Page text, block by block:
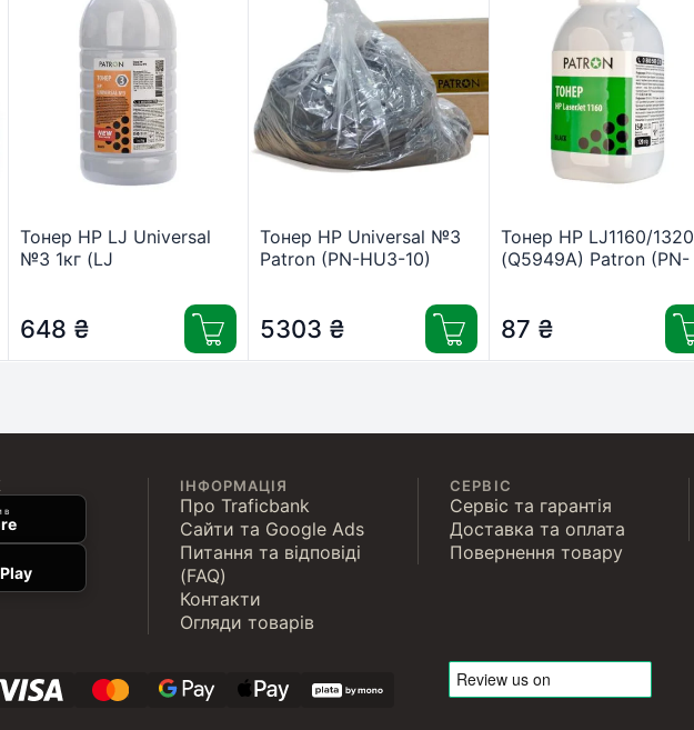
Тонер HP LJ Universal
№3 1кг (LJ
648 ₴
Тонер HP Universal №3
Patron (PN-HU3-10)
5303 ₴
Тонер HP LJ1160/1320
(Q5949A) Patron (PN-
87 ₴
в
ІНФОРМАЦІЯ
Про Traficbank
Сайти та Google Ads
Питання та відповіді
(FAQ)
Контакти
Огляди товарів
СЕРВІС
Сервіс та гарантія
Доставка та оплата
Повернення товару